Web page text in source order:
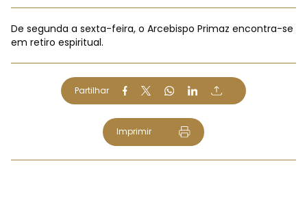
De segunda a sexta-feira, o Arcebispo Primaz encontra-se
em retiro espiritual.
Partilhar
Imprimir